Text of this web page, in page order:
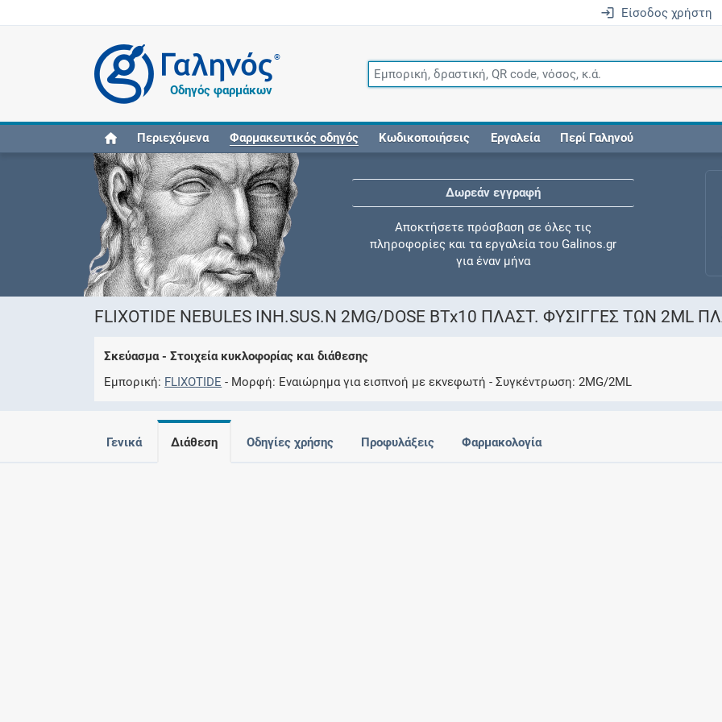
Είσοδος χρήστη
®
Οδηγός φαρμάκων
Περιεχόμενα Φαρμακευτικός οδηγός Κωδικοποιήσεις Εργαλεία Περί Γαληνού
Δωρεάν εγγραφή
Αποκτήσετε πρόσβαση σε όλες τις
πληροφορίες και τα εργαλεία του Galinos.gr
για έναν μήνα
Ελέγξτε την αγωγή σας για αντενδείξεις και
FLIXOTIDE NEBULES INH.SUS.N 2MG/DOSE BTx10 ΠΛΑΣΤ. ΦΥΣΙΓΓΕΣ ΤΩΝ 2ML
Σκεύασμα - Στοιχεία κυκλοφορίας και διάθεσης
Εμπορική FLIXOTIDE Μορφή Εναιώρημα για εισπνοή με εκνεφωτή Συγκέντρωση 2MG/2ML
Γενικά Διάθεση Οδηγίες χρήσης Προφυλάξεις Φαρμακολογία